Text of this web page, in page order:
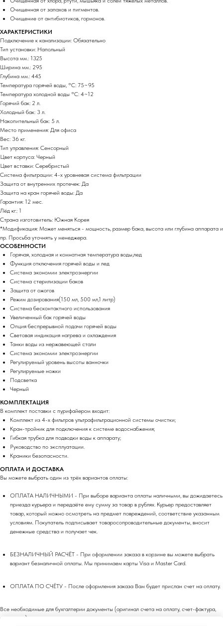
Очищенная от запахов и пигментов.
Очищение от антибиотиков, гормонов.
ХАРАКТЕРИСТИКИ
Подключение к канализации: Обязательно
Тип установки: Напольный
Высота мм.: 1325
Ширина мм.: 295
Глубина мм.: 445
Температура горячей воды, °C: 75~95
Температура холодной воды °C: 4~12
Горячий бак: 2 л.
Холодный бак: 3 л.
Накопительный бак: 5 л.
Место применения: Для офиса
Вес: 36 кг.
Тип управления: Сенсорный
Цвет корпуса: Черный
Цвет вставки: Серебристый
Система фильтрации: 4-х уровневая система фильтрации
Защита от внутренних протечек: Да
Защита на кран горячей воды: Да
Гарантия: 12 мес.
Лёд кг.: 1
Страна изготовитель: Южная Корея
*Модификация: Может меняться - мощность, размер бака, высота или глубина аппарата и
пр. Просьба уточнять у менеджера.
ОСОБЕННОСТИ
Горячая, холодная и комнатная температура воды,лед
Функция отключения горячей воды и лед
Система экономии электроэнергии
Система стерилизации баков
Защита от ожогов
Режим дозирования(150 мл, 500 мл,1 литр)
Система бесконтактного использования
Увеличенный бак горячей воды
Опция беспрерывной подачи горячей воды
Световая индикация нагрева и охлаждения
Танки воды из нержавеющей стали
Система экономии электроэнергии
Регулируемый уровень высоты ванночки
Регулируемые ножки
Подсветка
Черный
КОМПЛЕКТАЦИЯ
В комплект поставки с пурифайером входит:
Комплект из 4-х фильтров ультрафильтрационной системы очистки;
Кран-тройник для подключения к системе водоснабжения;
Гибкая трубка для подводки воды к аппарату;
Руководство по эксплуатации.
Краники безопасности.
ОПЛАТА И ДОСТАВКА
Вы можете выбрать один из трёх вариантов оплаты:
ОПЛАТА НАЛИЧНЫМИ - При выборе варианта оплаты наличными, вы дожидаетесь
приезда курьера и передаёте ему сумму за товар в рублях. Курьер предоставляет
товар, который можно осмотреть на предмет повреждений, соответствие указанным
условиям. Покупатель подписывает товаросопроводительные документы, вносит
денежные средства и получает чек.
БЕЗНАЛИЧНЫЙ РАСЧЁТ - При оформлении заказа в корзине вы можете выбрать
вариант безналичной оплаты. Мы принимаем карты Visa и Master Card.
ОПЛАТА ПО СЧЁТУ - После оформления заказа Вам будет прислан счет на оплату.
Все необходимые для бухгалтерии документы (оригинал счета на оплату, счет-фактура,
накладная) выдаются вместе с заказом при получении.